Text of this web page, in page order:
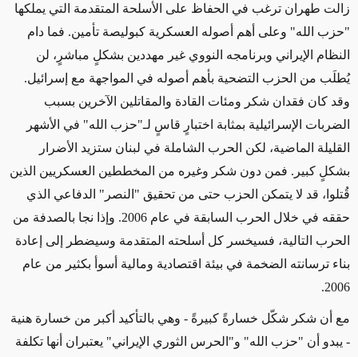
زالت طهران ترغب في الحفاظ على الأسلحة المتقدمة التي يملكها
"حزب الله" وعلى أهم أصوله العسكرية كبوليصة تأمين. فما دام
النظام الإيراني وبرنامجه النووي غير مهددين بشكلٍ مباشرٍ، لن
يُطلَب من الحزب التضحية بأهم أصوله في المواجهة مع إسرائيل.
وقد كان فقدان شكر ومئات القادة والمقاتلين الآخرين بسبب
الضربات الإسرائيلية بمثابة اختبارٍ قاسٍ لـ"حزب الله" في الأشهر
القليلة الماضية، لكن الحرب الشاملة في لبنان ستزيد الأضرار
بشكلٍ كبير. فمن دون شكر وغيره من المخططين العسكريين الذين
قُتلوا، قد لا يتمكن الحزب حتى من تحقيق "النصر" الدفاعي الذي
حققه في خلال الحرب السابقة في عام 2006. وإذا نجا بالصدفة من
الحرب التالية، فسيخسر كل أسلحته المتقدمة وسيضطر إلى إعادة
بناء ترسانته الضخمة في بيئة اقتصادية ومالية أسوأ بكثير من عام
2006.
مع أن شكر شكّل خسارةً كبيرةً - وهي بالتأكيد أكبر من خسارة هنية
- يبدو أن "حزب الله" و"الحرس الثوري الإيراني" يعتبران أنها تكلفة